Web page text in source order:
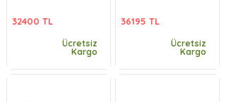
32400 TL
Ücretsiz
Kargo
36195 TL
Ücretsiz
Kargo